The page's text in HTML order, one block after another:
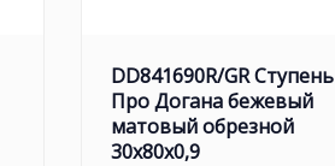
DD841690R/GR Ступень
Про Догана бежевый
матовый обрезной
30x80x0,9